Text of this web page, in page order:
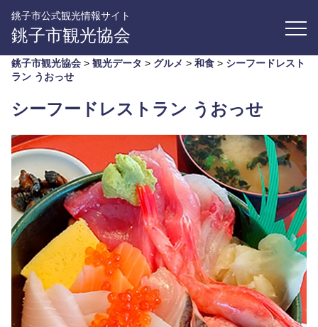
銚子市公式観光情報サイト
銚子市観光協会
銚子市観光協会 > 観光データ > グルメ > 和食 > シーフードレスト
ラン うおっせ
シーフードレストラン うおっせ